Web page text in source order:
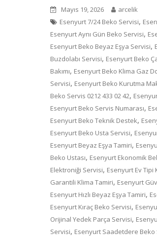
Mayıs 19, 2026
arcelik
Esenyurt 7/24 Beko Servisi,
Esenyurt Aynı Gün Beko Servisi,
Esenyurt Beko Beyaz Eşya Servisi,
Buzdolabı Servisi, Esenyurt Beko
Bakımı, Esenyurt Beko Klima Gaz
Servisi, Esenyurt Beko Kurutma
Beko Servis 0212 433 02 42,
Esenyurt Beko Servis Numarası,
Esenyurt Beko Teknik Destek,
Esenyurt Beko Usta Servisi,
Esenyurt Beyaz Eşya Tamiri,
Beko Ustası, Esenyurt Ekonomik
Elektroniği Servisi, Esenyurt Ev Tipi
Garantili Klima Tamiri, Esenyurt
Esenyurt Hızlı Beyaz Eşya Tamiri,
Esenyurt Kıraç Beko Servisi,
Orijinal Yedek Parça Servisi,
Servisi, Esenyurt Saadetdere Beko